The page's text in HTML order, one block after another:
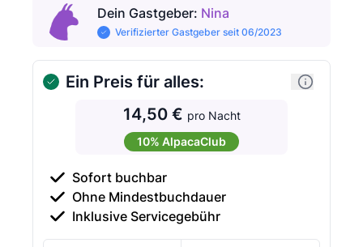
Dein Gastgeber: Nina
Verifizierter Gastgeber seit 06/2023
Ein Preis für alles:
14,50 € pro Nacht
10% AlpacaClub
Sofort buchbar
Ohne Mindestbuchdauer
Inklusive Servicegebühr